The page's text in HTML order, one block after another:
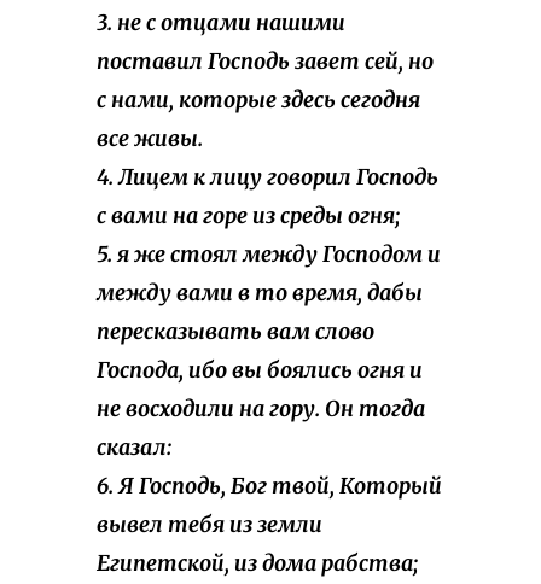
3. не с отцами нашими
поставил Господь завет сей, но
с нами, которые здесь сегодня
все живы.
4. Лицем к лицу говорил Господь
с вами на горе из среды огня;
5. я же стоял между Господом и
между вами в то время, дабы
пересказывать вам слово
Господа, ибо вы боялись огня и
не восходили на гору. Он тогда
сказал:
6. Я Господь, Бог твой, Который
вывел тебя из земли
Египетской, из дома рабства;